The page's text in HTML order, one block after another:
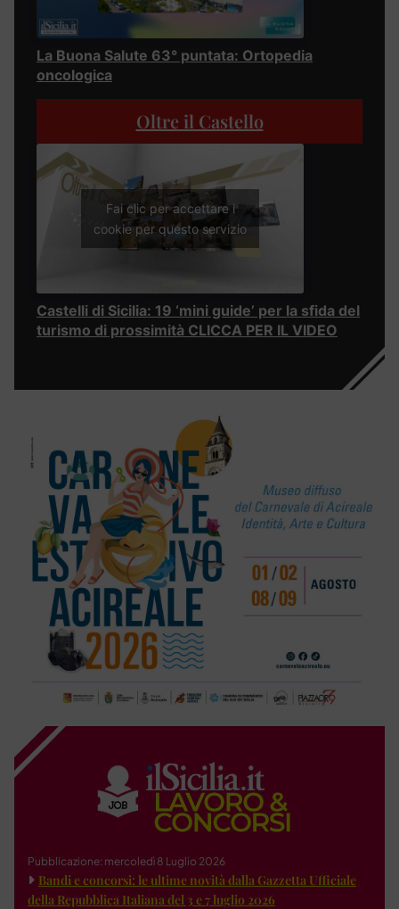
La Buona Salute 63° puntata: Ortopedia
oncologica
Oltre il Castello
Fai clic per accettare i
cookie per questo servizio
Castelli di Sicilia: 19 ‘mini guide’ per la sfida del
turismo di prossimità CLICCA PER IL VIDEO
Pubblicazione: mercoledì 8 Luglio 2026
Bandi e concorsi: le ultime novità dalla Gazzetta Ufficiale
della Repubblica Italiana del 3 e 7 luglio 2026